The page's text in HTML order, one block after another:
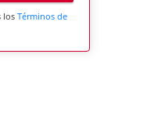
los Términos de